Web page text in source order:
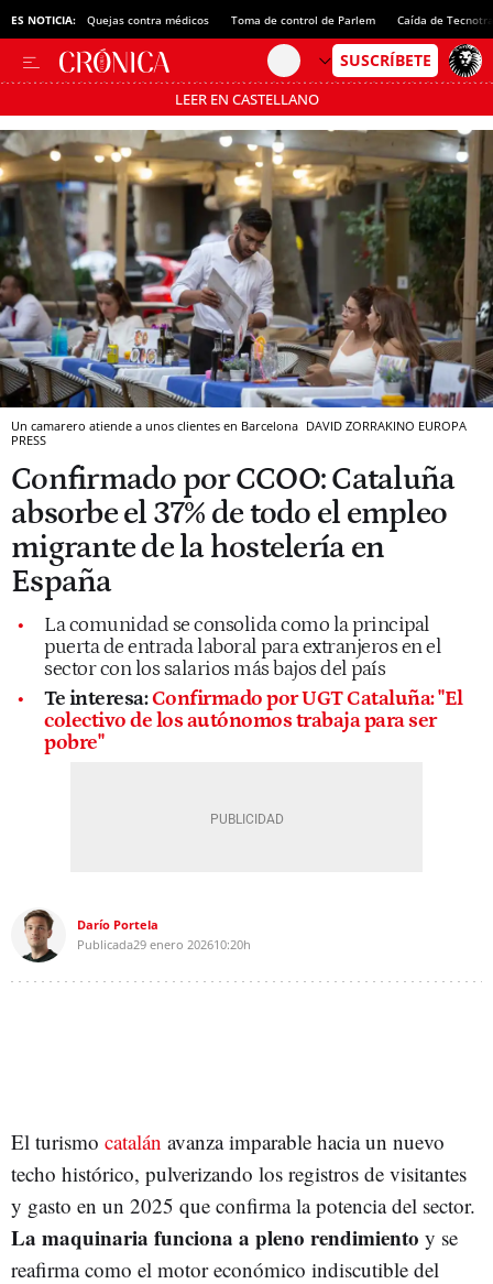
ES NOTICIA: Quejas contra médicos Toma de control de Parlem Caída de
LEER EN CASTELLANO
Pásate al MODO AHORRO
Un camarero atiende a unos clientes en Barcelona DAVID ZORRAKINO EUROPA
PRESS
Confirmado por CCOO: Cataluña
absorbe el 37% de todo el empleo
migrante de la hostelería en
España
La comunidad se consolida como la principal
puerta de entrada laboral para extranjeros en el
sector con los salarios más bajos del país
Te interesa:Confirmado por UGT Cataluña: "El
colectivo de los autónomos trabaja para ser
pobre"
Darío Portela
Publicada29 enero 202610:20h
El turismo catalán avanza imparable hacia un nuevo
techo histórico, pulverizando los registros de visitantes
y gasto en un 2025 que confirma la potencia del sector.
La maquinaria funciona a pleno rendimiento y se
reafirma como el motor económico indiscutible del